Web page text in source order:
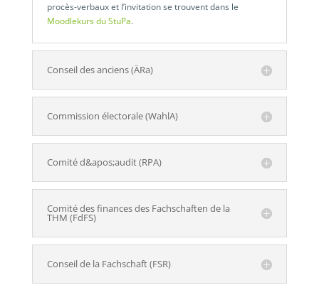
procès-verbaux et l’invitation se trouvent dans le
Moodlekurs du StuPa.
Conseil des anciens (ÄRa)
Commission électorale (WahlA)
Comité d&apos;audit (RPA)
Comité des finances des Fachschaften de la
THM (FdFS)
Conseil de la Fachschaft (FSR)